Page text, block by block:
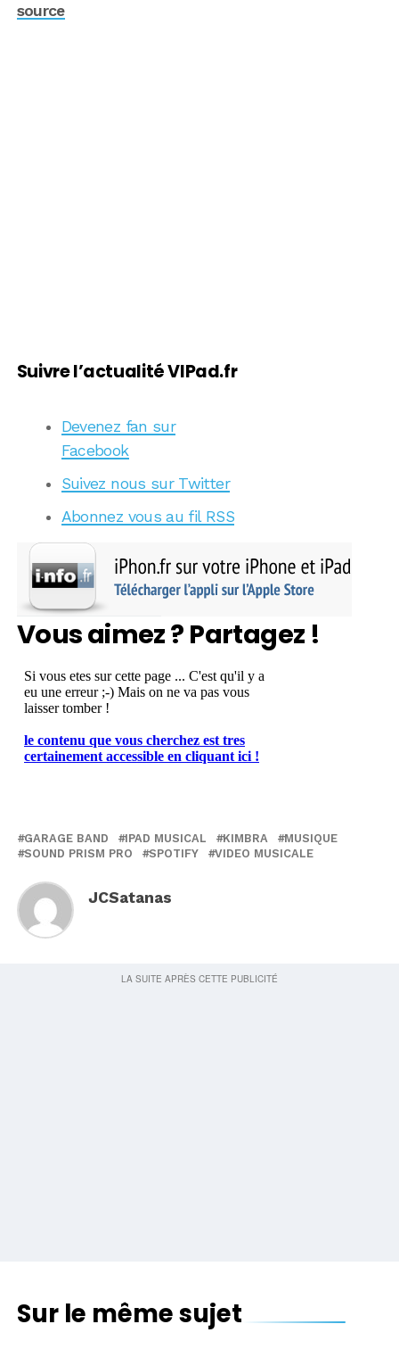
source
Suivre l’actualité VIPad.fr
Devenez fan sur
Facebook
Suivez nous sur Twitter
Abonnez vous au fil RSS
Vous aimez ? Partagez !
GARAGE BAND IPAD MUSICAL KIMBRA
MUSIQUE
SOUND PRISM PRO
SPOTIFY VIDEO MUSICALE
JCSatanas
Sur le même sujet